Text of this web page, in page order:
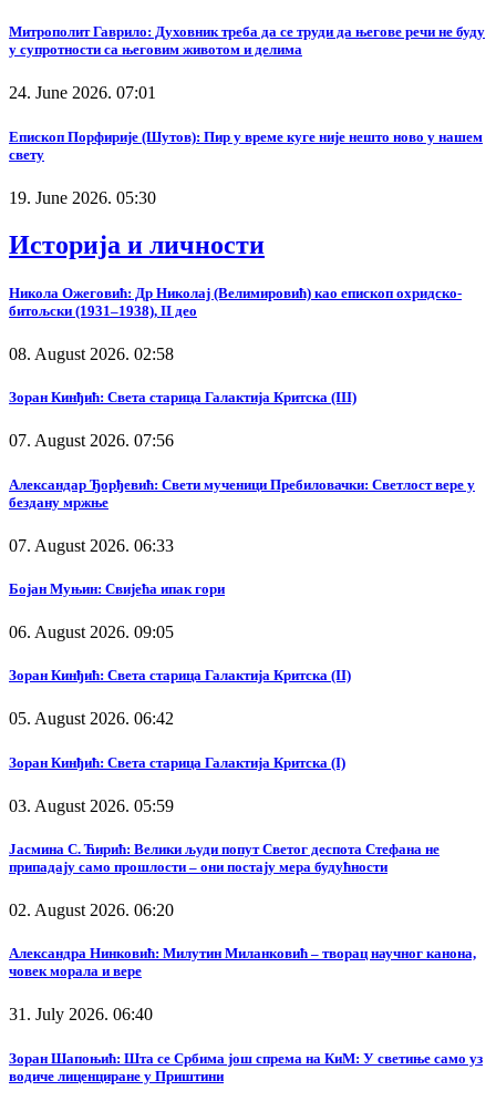
Митрополит Гаврило: Духовник треба да се труди да његове речи не буду
у супротности са његовим животом и делима
24. June 2026. 07:01
Епископ Порфирије (Шутов): Пир у време куге није нешто ново у нашем
свету
19. June 2026. 05:30
Историја и личности
Никола Ожеговић: Др Николај (Велимировић) као епископ охридско-
битољски (1931–1938), II део
08. August 2026. 02:58
Зоран Кинђић: Света старица Галактија Критска (III)
07. August 2026. 07:56
Александар Ђорђевић: Свети мученици Пребиловачки: Светлост вере у
бездану мржње
07. August 2026. 06:33
Бојан Муњин: Свијећа ипак гори
06. August 2026. 09:05
Зоран Кинђић: Света старица Галактија Критска (II)
05. August 2026. 06:42
Зоран Кинђић: Света старица Галактија Критска (I)
03. August 2026. 05:59
Јасмина С. Ћирић: Велики људи попут Светог деспота Стефана не
припадају само прошлости – они постају мера будућности
02. August 2026. 06:20
Александра Нинковић: Милутин Миланковић – творац научног канона,
човек морала и вере
31. July 2026. 06:40
Зоран Шапоњић: Шта се Србима још спрема на КиМ: У светиње само уз
водиче лиценциране у Приштини